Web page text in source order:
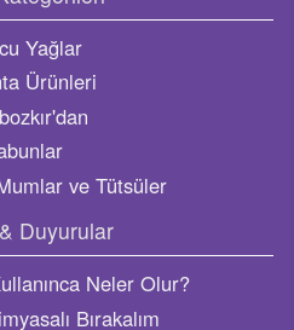
Bırakalım
Zarar Vermesin!
nelerdir?
ne işe yarar? Kekik yağı
gelir?
Hattı
75 09